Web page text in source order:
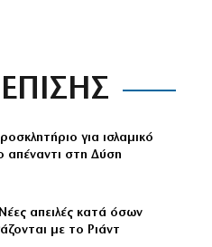
για ισλαμικό
απέναντι στη Δύση
απειλές κατά όσων
με το Ριάντ